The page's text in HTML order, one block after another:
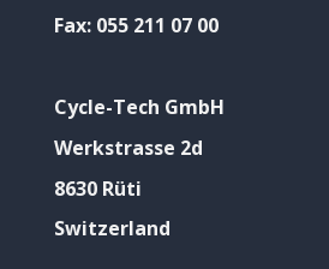
Fax: 055 211 07 00
Cycle-Tech GmbH
Werkstrasse 2d
8630 Rüti
Switzerland